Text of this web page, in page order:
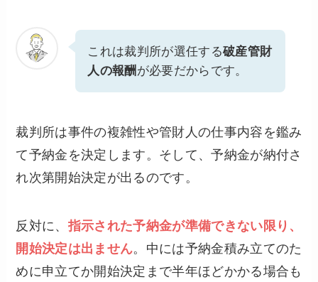
これは裁判所が選任する破産管財
人の報酬 が必要だからです。
裁判所は事件の複雑性や管財人の仕事内容を鑑み
て予納金を決定します。そして、予納金が納付さ
れ次第開始決定が出るのです。
反対に、 指示された予納金が準備できない限り、
開始決定は出ません。中には予納金積み立てのた
めに申立てか開始決定まで半年ほどかかる場合も